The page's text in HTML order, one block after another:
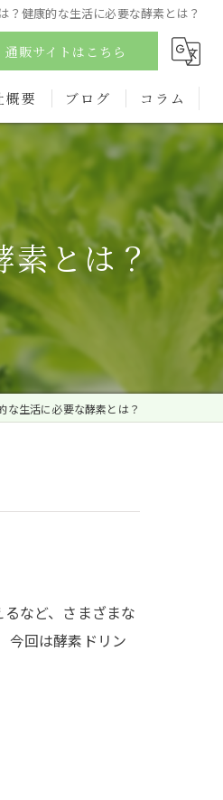
？健康的な生活に必要な酵素とは？
通販サイトはこちら
概要 ブログ コラム
素とは？
な生活に必要な酵素とは？
など、さまざまな
今回は酵素ドリン